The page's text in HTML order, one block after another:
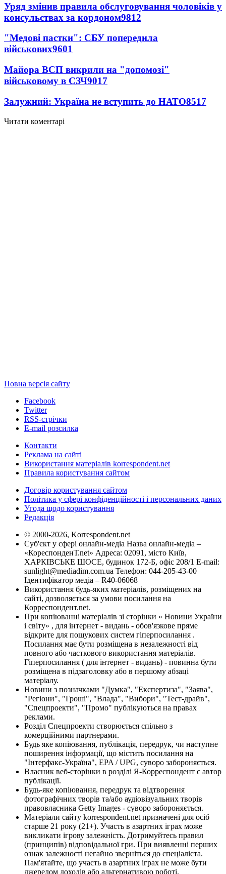
Уряд змінив правила обслуговування чоловіків у
консульствах за кордоном9812
"Медові пастки": СБУ попередила
військових9601
Майора ВСП викрили на "допомозі"
військовому в СЗЧ9017
Залужний: Україна не вступить до НАТО8517
Читати коментарі
Повна версія сайту
Facebook
Twitter
RSS-стрічки
E-mail розсилка
Контакти
Реклама на сайті
Використання матеріалів korrespondent.net
Правила користування сайтом
Договір користування сайтом
Політика у сфері конфіденційності і персональних даних
Угода щодо користування
Редакція
© 2000-2026, Korrespondent.net
Суб'єкт у сфері онлайн-медіа Назва онлайн-медіа –
«КореспонденТ.net» Адреса: 02091, місто Київ,
ХАРКІВСЬКЕ ШОСЕ, будинок 172-Б, офіс 208/1 E-mail:
sunlight@mediadim.com.ua Телефон: 044-205-43-00
Ідентифікатор медіа – R40-06068
Використання будь-яких матеріалів, розміщених на
сайті, дозволяється за умови посилання на
Корреспондент.net.
При копіюванні матеріалів зі сторінки « Новини України
і світу» , для інтернет - видань - обов'язкове пряме
відкрите для пошукових систем гіперпосилання .
Посилання має бути розміщена в незалежності від
повного або часткового використання матеріалів.
Гіперпосилання ( для інтернет - видань) - повинна бути
розміщена в підзаголовку або в першому абзаці
матеріалу.
Новини з позначками "Думка", "Експертиза", "Заява",
"Регіони", "Гроші", "Влада", "Вибори", "Тест-драйв",
"Спецпроекти", "Промо" публікуються на правах
реклами.
Розділ Спецпроекти створюється спільно з
комерційними партнерами.
Будь яке копіювання, публікація, передрук, чи наступне
поширення інформації, що містить посилання на
"Інтерфакс-Україна", EPA / UPG, суворо забороняється.
Власник веб-сторінки в розділі Я-Корреспондент є автор
публікації.
Будь-яке копіювання, передрук та відтворення
фотографічних творів та/або аудіовізуальних творів
правовласника Getty Images - суворо забороняється.
Матеріали сайту korrespondent.net призначені для осіб
старше 21 року (21+). Участь в азартних іграх може
викликати ігрову залежність. Дотримуйтесь правил
(принципів) відповідальної гри. При виявленні перших
ознак залежності негайно зверніться до спеціаліста.
Пам'ятайте, що участь в азартних іграх не може бути
джерелом доходів або альтернативою роботі.